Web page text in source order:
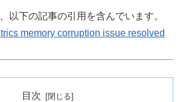
以下の記事の引用を含んでいます。
memory corruption issue resolved
目次